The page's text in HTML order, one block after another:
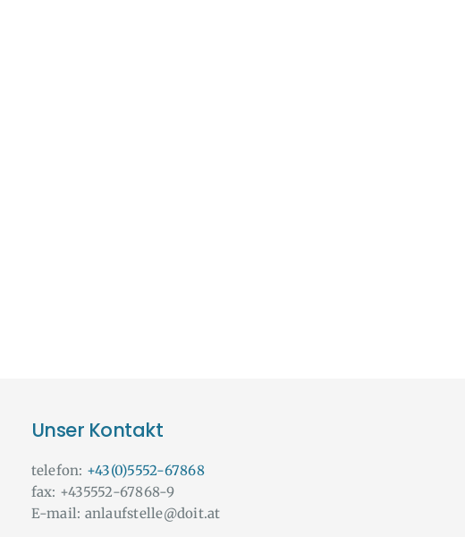
Unser Kontakt
telefon: +43(0)5552-67868
fax: +435552-67868-9
E-mail: anlaufstelle@doit.at